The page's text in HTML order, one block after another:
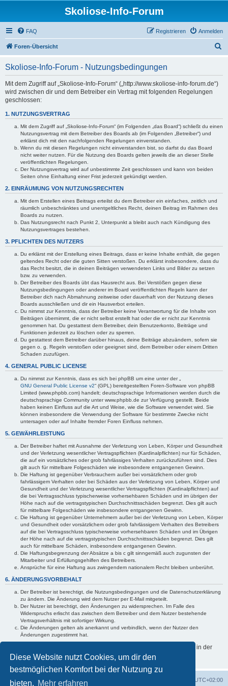
Diese Website nutzt Cookies, um dir den
bestmöglichen Komfort bei der Nutzung zu
bieten. Mehr erfahren
Skoliose-Info-Forum
FAQ Anmelden
Registrieren
Foren-Übersicht
Skoliose-Info-Forum - Nutzungsbedingungen
Mit dem Zugriff auf „Skoliose-Info-Forum“ („http://www.skoliose-info-forum.de“)
wird zwischen dir und dem Betreiber ein Vertrag mit folgenden Regelungen
geschlossen:
1. NUTZUNGSVERTRAG
Mit dem Zugriff auf „Skoliose-Info-Forum“ (im Folgenden „das Board“) schließt du einen
Nutzungsvertrag mit dem Betreiber des Boards ab (im Folgenden „Betreiber“) und
erklärst dich mit den nachfolgenden Regelungen einverstanden.
Wenn du mit diesen Regelungen nicht einverstanden bist, so darfst du das Board
nicht weiter nutzen. Für die Nutzung des Boards gelten jeweils die an dieser Stelle
veröffentlichten Regelungen.
Der Nutzungsvertrag wird auf unbestimmte Zeit geschlossen und kann von beiden
Seiten ohne Einhaltung einer Frist jederzeit gekündigt werden.
2. EINRÄUMUNG VON NUTZUNGSRECHTEN
Mit dem Erstellen eines Beitrags erteilst du dem Betreiber ein einfaches, zeitlich und
räumlich unbeschränktes und unentgeltliches Recht, deinen Beitrag im Rahmen des
Boards zu nutzen.
Das Nutzungsrecht nach Punkt 2, Unterpunkt a bleibt auch nach Kündigung des
Nutzungsvertrages bestehen.
3. PFLICHTEN DES NUTZERS
Du erklärst mit der Erstellung eines Beitrags, dass er keine Inhalte enthält, die gegen
geltendes Recht oder die guten Sitten verstoßen. Du erklärst insbesondere, dass du
das Recht besitzt, die in deinen Beiträgen verwendeten Links und Bilder zu setzen
bzw. zu verwenden.
Der Betreiber des Boards übt das Hausrecht aus. Bei Verstößen gegen diese
Nutzungsbedingungen oder anderer im Board veröffentlichten Regeln kann der
Betreiber dich nach Abmahnung zeitweise oder dauerhaft von der Nutzung dieses
Boards ausschließen und dir ein Hausverbot erteilen.
Du nimmst zur Kenntnis, dass der Betreiber keine Verantwortung für die Inhalte von
Beiträgen übernimmt, die er nicht selbst erstellt hat oder die er nicht zur Kenntnis
genommen hat. Du gestattest dem Betreiber, dein Benutzerkonto, Beiträge und
Funktionen jederzeit zu löschen oder zu sperren.
Du gestattest dem Betreiber darüber hinaus, deine Beiträge abzuändern, sofern sie
gegen o. g. Regeln verstoßen oder geeignet sind, dem Betreiber oder einem Dritten
Schaden zuzufügen.
4. GENERAL PUBLIC LICENSE
Du nimmst zur Kenntnis, dass es sich bei phpBB um eine unter der „
GNU General Public License v2“ (GPL) bereitgestellten Foren-Software von phpBB
Limited (www.phpbb.com) handelt; deutschsprachige Informationen werden durch die
deutschsprachige Community unter www.phpbb.de zur Verfügung gestellt. Beide
haben keinen Einfluss auf die Art und Weise, wie die Software verwendet wird. Sie
können insbesondere die Verwendung der Software für bestimmte Zwecke nicht
untersagen oder auf Inhalte fremder Foren Einfluss nehmen.
5. GEWÄHRLEISTUNG
Der Betreiber haftet mit Ausnahme der Verletzung von Leben, Körper und Gesundheit
und der Verletzung wesentlicher Vertragspflichten (Kardinalpflichten) nur für Schäden,
die auf ein vorsätzliches oder grob fahrlässiges Verhalten zurückzuführen sind. Dies
gilt auch für mittelbare Folgeschäden wie insbesondere entgangenen Gewinn.
Die Haftung ist gegenüber Verbrauchern außer bei vorsätzlichem oder grob
fahrlässigem Verhalten oder bei Schäden aus der Verletzung von Leben, Körper und
Gesundheit und der Verletzung wesentlicher Vertragspflichten (Kardinalpflichten) auf
die bei Vertragsschluss typischerweise vorhersehbaren Schäden und im übrigen der
Höhe nach auf die vertragstypischen Durchschnittsschäden begrenzt. Dies gilt auch
für mittelbare Folgeschäden wie insbesondere entgangenen Gewinn.
Die Haftung ist gegenüber Unternehmern außer bei der Verletzung von Leben, Körper
und Gesundheit oder vorsätzlichem oder grob fahrlässigem Verhalten des Betreibers
auf die bei Vertragsschluss typischerweise vorhersehbaren Schäden und im Übrigen
der Höhe nach auf die vertragstypischen Durchschnittsschäden begrenzt. Dies gilt
auch für mittelbare Schäden, insbesondere entgangenen Gewinn.
Die Haftungsbegrenzung der Absätze a bis c gilt sinngemäß auch zugunsten der
Mitarbeiter und Erfüllungsgehilfen des Betreibers.
Ansprüche für eine Haftung aus zwingendem nationalem Recht bleiben unberührt.
6. ÄNDERUNGSVORBEHALT
Der Betreiber ist berechtigt, die Nutzungsbedingungen und die Datenschutzerklärung
zu ändern. Die Änderung wird dem Nutzer per E-Mail mitgeteilt.
Der Nutzer ist berechtigt, den Änderungen zu widersprechen. Im Falle des
Widerspruchs erlischt das zwischen dem Betreiber und dem Nutzer bestehende
Vertragsverhältnis mit sofortiger Wirkung.
Die Änderungen gelten als anerkannt und verbindlich, wenn der Nutzer den
Änderungen zugestimmt hat.
Informationen über den Umgang mit deinen persönlichen Daten sind in der
Datenschutzerklärung enthalten.
Foren-Übersicht UTC+02:00